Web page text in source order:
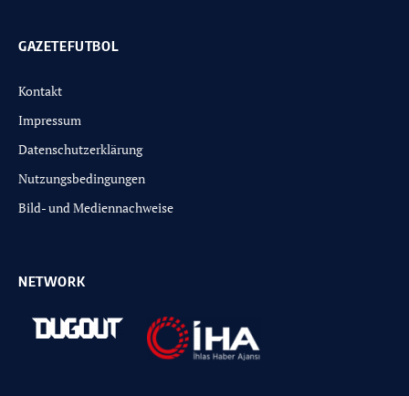
GAZETEFUTBOL
Kontakt
Impressum
Datenschutzerklärung
Nutzungsbedingungen
Bild- und Mediennachweise
NETWORK